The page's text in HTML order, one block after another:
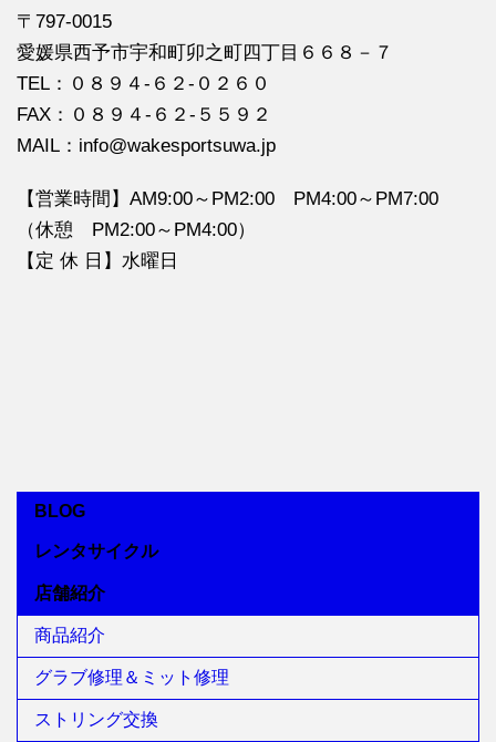
〒797-0015
愛媛県西予市宇和町卯之町四丁目６６８－７
TEL：０８９４‐６２‐０２６０
FAX：０８９４‐６２‐５５９２
MAIL：info@wakesportsuwa.jp
【営業時間】AM9:00～PM2:00 PM4:00～PM7:00
（休憩 PM2:00～PM4:00）
【定 休 日】水曜日
BLOG
レンタサイクル
店舗紹介
商品紹介
グラブ修理＆ミット修理
ストリング交換